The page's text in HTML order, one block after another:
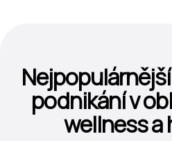
podnikání v
wellness a